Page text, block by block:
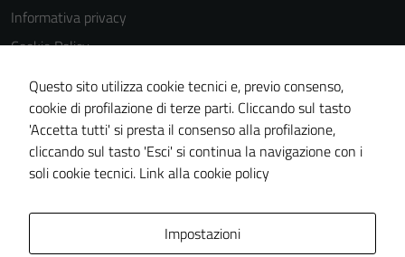
Informativa privacy
Cookie Policy
Note legali
Dichiarazione di accessibilità
Obiettivi di accessiblità
Piano di miglioramento del sito
Questo sito utilizza cookie tecnici e, previo consenso,
cookie di profilazione di terze parti. Cliccando sul tasto
'Accetta tutti' si presta il consenso alla profilazione,
cliccando sul tasto 'Esci' si continua la navigazione con i
soli cookie tecnici. Link alla cookie policy
Impostazioni
Tecnici
Questi cookie
sono necessari
funzionamento
del sito e non